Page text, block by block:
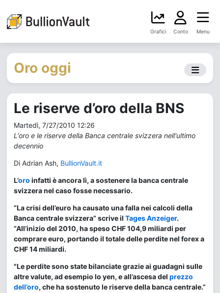
Grafici Conto Menu
Oro oggi
Le riserve d’oro della BNS
Martedì, 7/27/2010 12:26
L'oro e le riserve della Banca centrale svizzera nell'ultimo
decennio
Di Adrian Ash, BullionVault.it
L’oro infatti è ancora lì, a sostenere la banca centrale
svizzera nel caso fosse necessario.
“La crisi dell’euro ha causato una falla nei calcoli della
Banca centrale svizzera” scrive il Tages Anzeiger.
“All’inizio del 2010, ha speso CHF 104,9 miliardi per
comprare euro, portando il totale delle perdite nel forex a
CHF 14 miliardi.
"Le perdite sono state bilanciate grazie ai guadagni sulle
altre valute, ad esempio lo yen, e all’ascesa del prezzo
dell’oro, che ha sostenuto le riserve della banca centrale.”